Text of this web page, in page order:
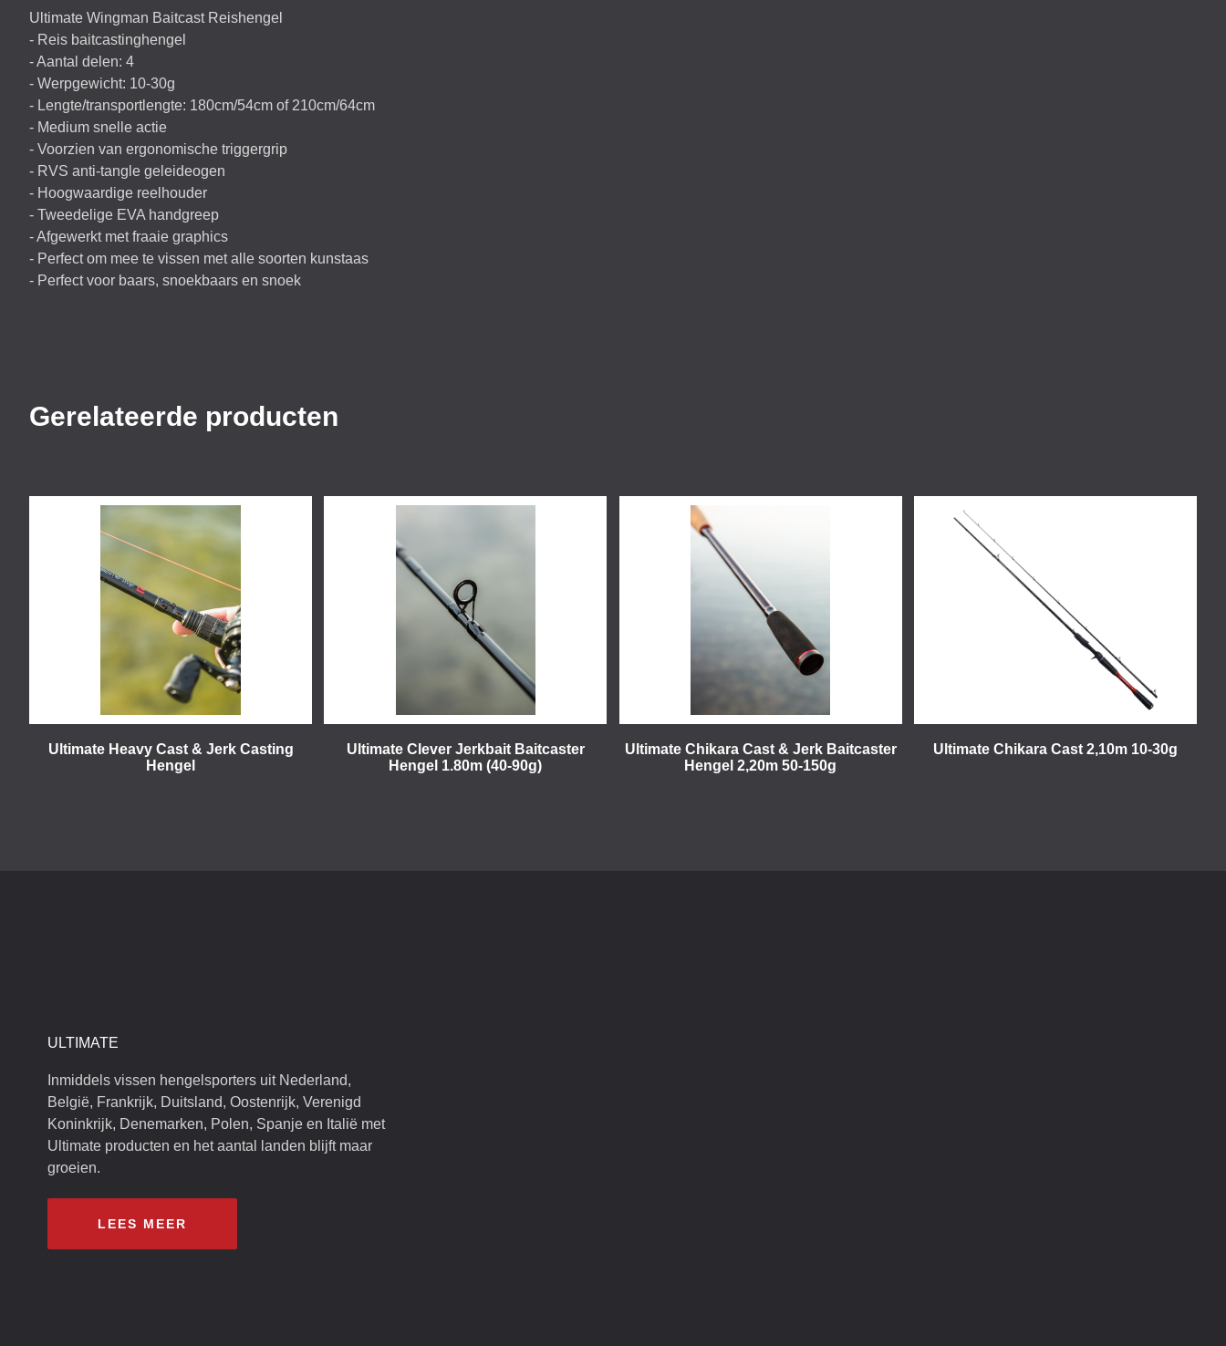
Ultimate Wingman Baitcast Reishengel
- Reis baitcastinghengel
- Aantal delen: 4
- Werpgewicht: 10-30g
- Lengte/transportlengte: 180cm/54cm of 210cm/64cm
- Medium snelle actie
- Voorzien van ergonomische triggergrip
- RVS anti-tangle geleideogen
- Hoogwaardige reelhouder
- Tweedelige EVA handgreep
- Afgewerkt met fraaie graphics
- Perfect om mee te vissen met alle soorten kunstaas
- Perfect voor baars, snoekbaars en snoek
Gerelateerde producten
Ultimate Heavy Cast & Jerk Casting
Hengel
Ultimate Clever Jerkbait Baitcaster
Hengel 1.80m (40-90g)
Ultimate Chikara Cast & Jerk Baitcaster
Hengel 2,20m 50-150g
Ultimate Chikara Cast 2,10m 10-30g
ULTIMATE
Inmiddels vissen hengelsporters uit Nederland,
België, Frankrijk, Duitsland, Oostenrijk, Verenigd
Koninkrijk, Denemarken, Polen, Spanje en Italië met
Ultimate producten en het aantal landen blijft maar
groeien.
LEES MEER